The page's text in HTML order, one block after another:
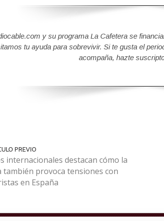
y su programa La Cafetera se
tu ayuda para sobrevivir. Si te gusta el
acompaña, hazte
PREVIO
internacionales destacan cómo la
también provoca tensiones con
en España